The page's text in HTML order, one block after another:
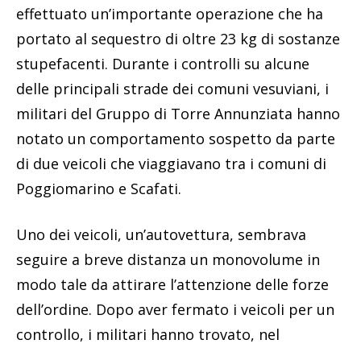
effettuato un’importante operazione che ha
portato al sequestro di oltre 23 kg di sostanze
stupefacenti. Durante i controlli su alcune
delle principali strade dei comuni vesuviani, i
militari del Gruppo di Torre Annunziata hanno
notato un comportamento sospetto da parte
di due veicoli che viaggiavano tra i comuni di
Poggiomarino e Scafati.
Uno dei veicoli, un’autovettura, sembrava
seguire a breve distanza un monovolume in
modo tale da attirare l’attenzione delle forze
dell’ordine. Dopo aver fermato i veicoli per un
controllo, i militari hanno trovato, nel